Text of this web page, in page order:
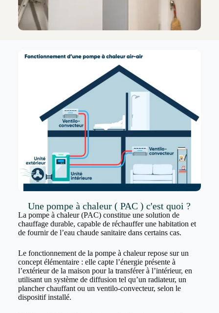
Une pompe à chaleur ( PAC ) c'est quoi ?
La pompe à chaleur (PAC) constitue une solution de
chauffage durable, capable de réchauffer une habitation et
de fournir de l’eau chaude sanitaire dans certains cas.
Le fonctionnement de la pompe à chaleur repose sur un
concept élémentaire : elle capte l’énergie présente à
l’extérieur de la maison pour la transférer à l’intérieur, en
utilisant un système de diffusion tel qu’un radiateur, un
plancher chauffant ou un ventilo-convecteur, selon le
dispositif installé.